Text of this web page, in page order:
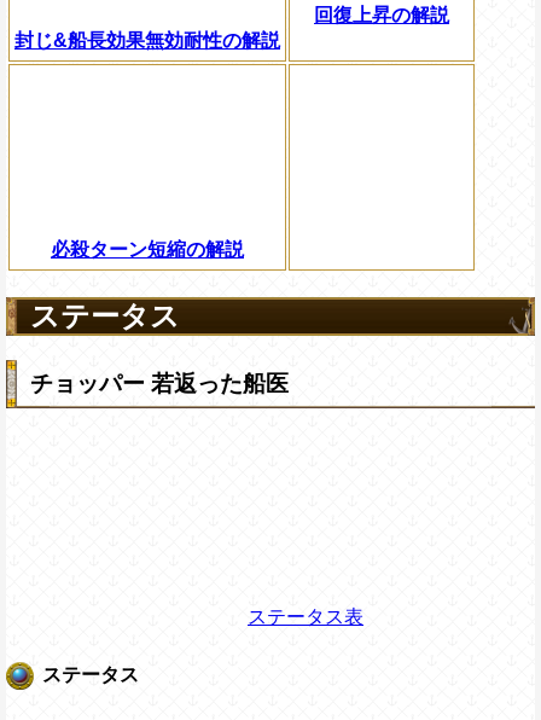
封じ&船長効果無効耐性の解説
回復上昇の解説
必殺ターン短縮の解説
ステータス
チョッパー 若返った船医
ステータス表
ステータス